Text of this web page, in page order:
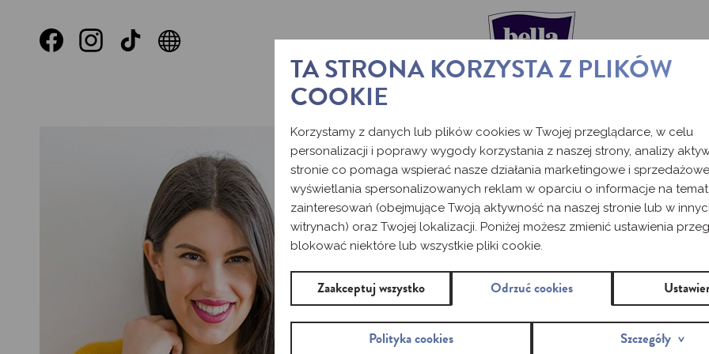
BELLA
Jeśli jesteś kobietą, która preferuje tradycyjną
bezpieczeństwo, ta oferta skierowana jest
TA STRONA KORZYSTA Z PLIKÓW
COOKIE
Korzystamy z danych lub plików cookies w Twojej przeglądarce, w celu
personalizacji i poprawy wygody korzystania z naszej strony, analizy
stronie co pomaga wspierać nasze działania marketingowe i
wyświetlania spersonalizowanych reklam w oparciu o informacje na
zainteresowań (obejmujące Twoją aktywność na naszej stronie lub w
witrynach) oraz Twojej lokalizacji. Poniżej możesz zmienić ustawienia
blokować niektóre lub wszystkie pliki cookie.
Zaakceptuj wszystko Odrzuć cookies
Polityka cookies Szczegóły